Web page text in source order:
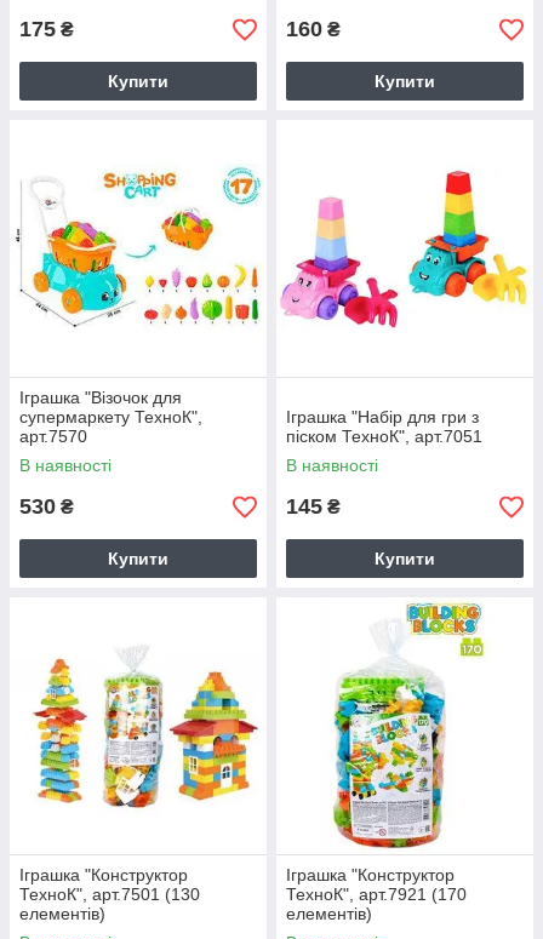
175 ₴
Купити
160 ₴
Купити
Іграшка "Візочок для
супермаркету ТехноК",
арт.7570
В наявності
530 ₴
Купити
Іграшка "Набір для гри з
піском ТехноК", арт.7051
В наявності
145 ₴
Купити
Іграшка "Конструктор
ТехноК", арт.7501 (130
елементів)
Іграшка "Конструктор
ТехноК", арт.7921 (170
елементів)